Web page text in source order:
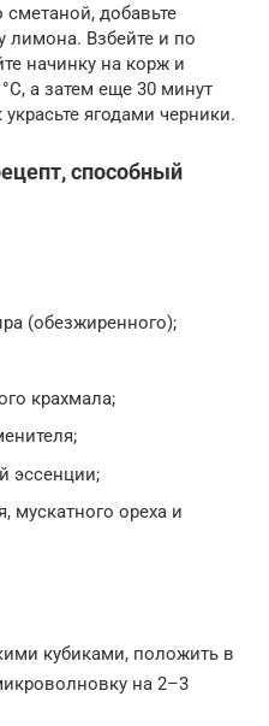
добавьте
лимона. Взбейте и по
начинку на корж и
а затем еще 30 минут
ягодами черники.
способный
(обезжиренного);
крахмала;
эссенции;
мускатного ореха и
кубиками, положить в
на 2–3